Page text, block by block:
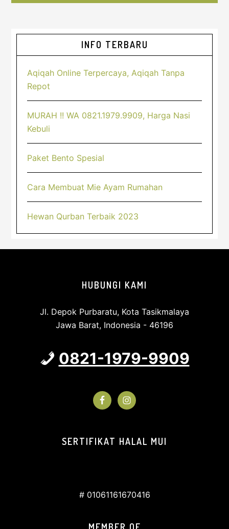
Sidebar
Utama
INFO TERBARU
Aqiqah Online Terpercaya, Aqiqah Tanpa
Repot
MURAH !! WA 0821.1979.9909, Harga Nasi
Kebuli
Paket Bento Spesial
Cara Membuat Mie Ayam Rumahan
Hewan Qurban Terbaik 2023
HUBUNGI KAMI
Jl. Depok Purbaratu, Kota Tasikmalaya
Jawa Barat, Indonesia - 46196
0821-1979-9909
SERTIFIKAT HALAL MUI
# 01061161670416